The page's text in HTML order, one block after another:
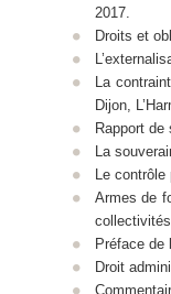
2017.
Droits et
La
Dijon,
Rapport de
La
Le
Armes de
Préface de
Droit